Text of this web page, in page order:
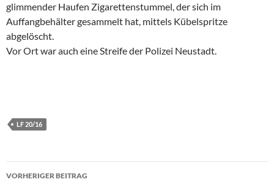
glimmender Haufen Zigarettenstummel, der sich im
Auffangbehälter gesammelt hat, mittels Kübelspritze
abgelöscht.
Vor Ort war auch eine Streife der Polizei Neustadt.
LF 20/16
Beitragsnavigation
VORHERIGER BEITRAG